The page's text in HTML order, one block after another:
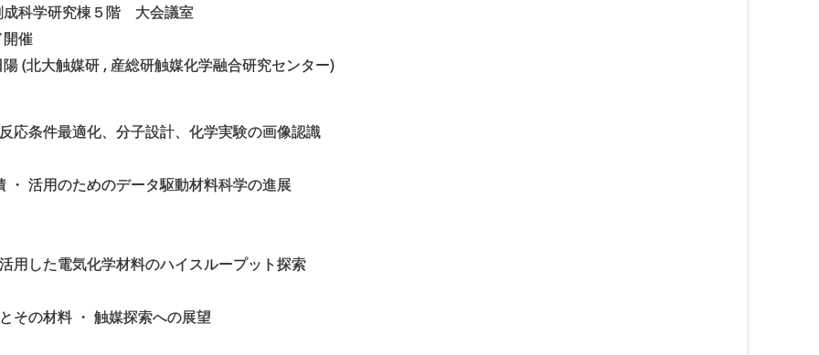
科学研究棟５階 大会議室
催
(北大触媒研 , 産総研触媒化学融合研究センター)
応条件最適化、分子設計、化学実験の画像認識
・ 活用のためのデータ駆動材料科学の進展
用した電気化学材料のハイスループット探索
その材料 ・ 触媒探索への展望